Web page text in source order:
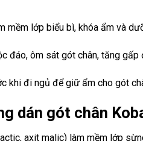
mềm lớp biểu bì, khóa ẩm và
đáo, ôm sát gót chân, tăng gấp
khi đi ngủ để giữ ẩm cho gót
dán gót chân
axit malic) làm mềm lớp